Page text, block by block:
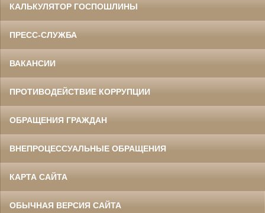
КАЛЬКУЛЯТОР ГОСПОШЛИНЫ
ПРЕСС-СЛУЖБА
ВАКАНСИИ
ПРОТИВОДЕЙСТВИЕ КОРРУПЦИИ
ОБРАЩЕНИЯ ГРАЖДАН
ВНЕПРОЦЕССУАЛЬНЫЕ ОБРАЩЕНИЯ
КАРТА САЙТА
ОБЫЧНАЯ ВЕРСИЯ САЙТА